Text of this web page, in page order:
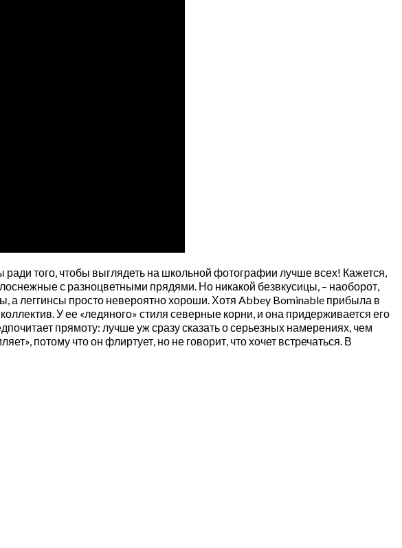
того, чтобы выглядеть на школьной фотографии лучше всех! Кажется,
с разноцветными прядями. Но никакой безвкусицы, – наоборот,
леггинсы просто невероятно хороши. Хотя Abbey Bominable прибыла в
У ее «ледяного» стиля северные корни, и она придерживается его
прямоту: лучше уж сразу сказать о серьезных намерениях, чем
потому что он флиртует, но не говорит, что хочет встречаться. В